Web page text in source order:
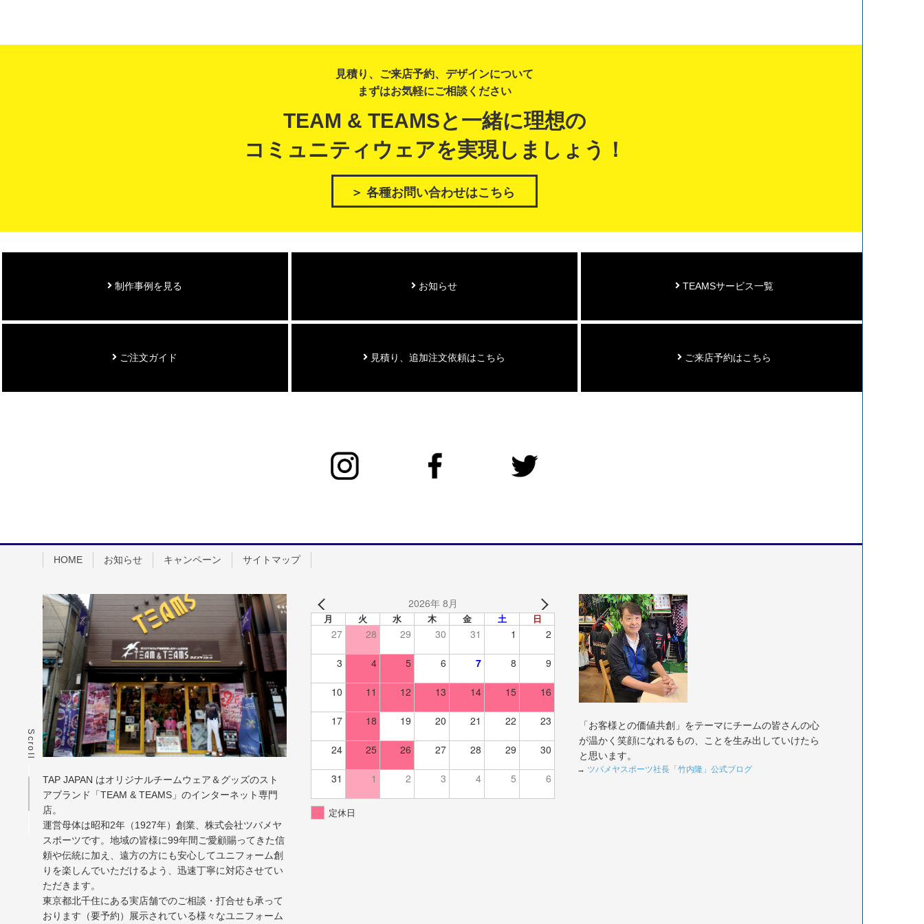
Scroll
見積り、ご来店予約、デザインについて
まずはお気軽にご相談ください
TEAM & TEAMSと一緒に理想の
コミュニティウェアを実現しましょう！
＞ 各種お問い合わせはこちら
制作事例を見る お知らせ TEAMSサービス一覧
ご注文ガイド 見積り、追加注文依頼はこちら ご来店予約はこちら
HOME お知らせ キャンペーン サイトマップ
TAP JAPAN はオリジナルチームウェア＆グッズのスト
アブランド「TEAM & TEAMS」のインターネット専門
店。
運営母体は昭和2年（1927年）創業、株式会社ツバメヤ
スポーツです。地域の皆様に99年間ご愛顧賜ってきた信
頼や伝統に加え、遠方の方にも安心してユニフォーム創
りを楽しんでいただけるよう、迅速丁寧に対応させてい
ただきます。
東京都北千住にある実店舗でのご相談・打合せも承って
おります（要予約）展示されている様々なユニフォーム
2026年 8月
月 火 水 木 金 土 日
27 28 29 30 31 1 2
3 4 5 6 7 8 9
10 11 12 13 14 15 16
17 18 19 20 21 22 23
24 25 26 27 28 29 30
31 1 2 3 4 5 6
定休日
「お客様との価値共創」をテーマにチームの皆さんの心
が温かく笑顔になれるもの、ことを生み出していけたら
と思います。
→ ツバメヤスポーツ社長「竹内隆」公式ブログ